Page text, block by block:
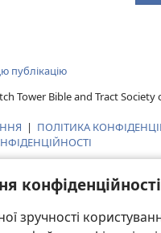
конфіденційності
зручності
публікацію
Tower Bible and Tract Society
| ПОЛІТИКА